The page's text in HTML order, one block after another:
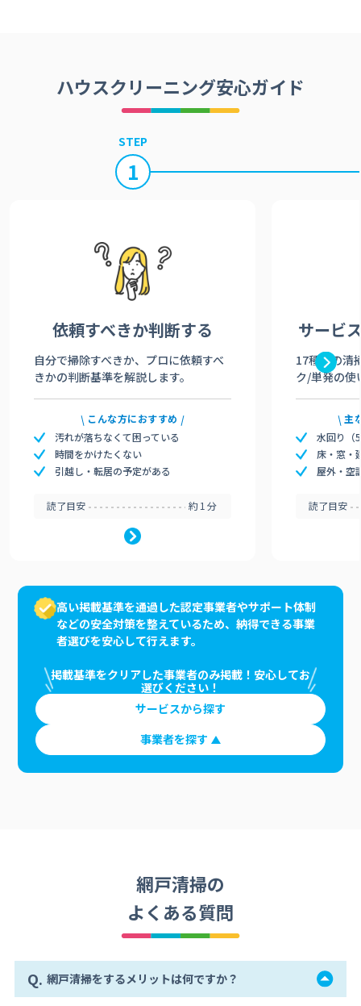
ハウスクリーニング安心ガイド
STEP
1
依頼すべきか判断する
自分で掃除すべきか、プロに依頼すべ
きかの判断基準を解説します。
こんな方におすすめ
汚れが落ちなくて困っている
時間をかけたくない
引越し・転居の予定がある
読了目安 約1分
サービ
17種類の清
ク/単発の使
主
水回り（
床・窓・
屋外・空
読了目安
高い掲載基準を通過した認定事業者やサポート体制
などの安全対策を整えているため、納得できる事業
者選びを安心して行えます。
掲載基準をクリアした事業者のみ掲載！安心してお
選びください！
サービスから探す
事業者を探す
網戸清掃の
よくある質問
Q. 網戸清掃をするメリットは何ですか？